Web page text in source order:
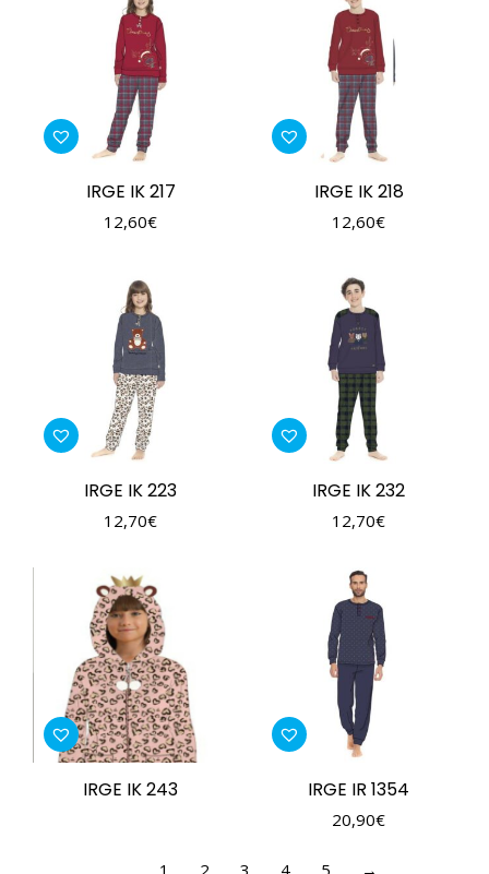
IRGE IK 217
12,60€
IRGE IK 218
12,60€
IRGE IK 223
12,70€
IRGE IK 232
12,70€
IRGE IK 243 IRGE IR 1354
20,90€
1 2 3 4 5 →